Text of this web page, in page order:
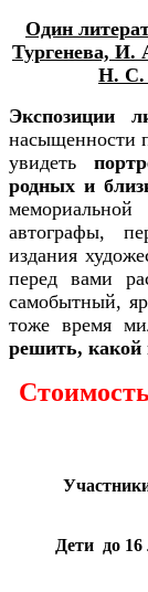
Один
Тургенева, И.
Н. С.
Экспозиции
насыщенности
увидеть
родных и
автографы,
издания
перед вами
самобытный,
тоже время
решить, какой
Дети до 16